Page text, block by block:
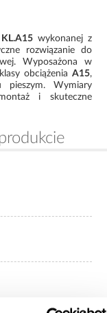
wykonanej z
rozwiązanie do
Wyposażona w
obciążenia A15,
Wymiary
i skuteczne